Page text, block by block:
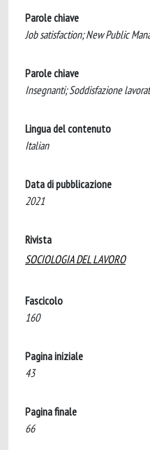
Parole chiave
Job satisfaction; New Public
Parole chiave
Insegnanti; Soddisfazione
Lingua del contenuto
Italian
Data di pubblicazione
2021
Rivista
SOCIOLOGIA DEL LAVORO
Fascicolo
160
Pagina iniziale
43
Pagina finale
66